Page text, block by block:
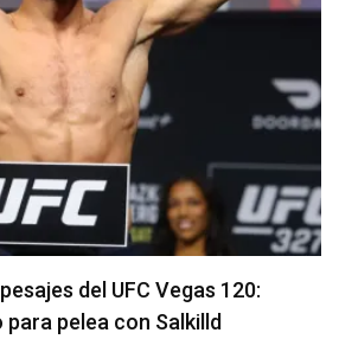
para la pelea estelar de